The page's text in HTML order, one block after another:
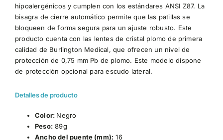
hipoalergénicos y cumplen con los estándares ANSI Z87. La
bisagra de cierre automático permite que las patillas se
bloqueen de forma segura para un ajuste robusto. Este
producto cuenta con las lentes de cristal plomo de primera
calidad de Burlington Medical, que ofrecen un nivel de
protección de 0,75 mm Pb de plomo. Este modelo dispone
de protección opcional para escudo lateral.
Detalles de producto
Color: Negro
Peso:89g
Ancho del puente (mm): 16